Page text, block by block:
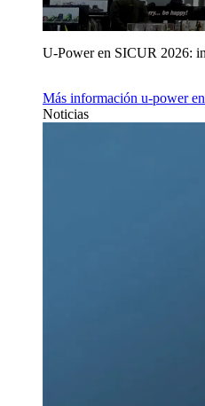
U‑Power en SICUR 2026:
Más información u‑power
Noticias